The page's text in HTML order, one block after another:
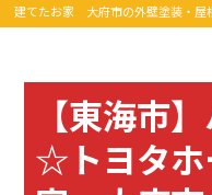
建てたお家 大府市の外壁塗装・屋
【東海市
☆トヨタホ